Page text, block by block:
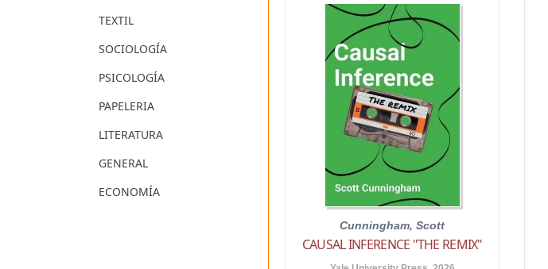
TEXTIL
SOCIOLOGÍA
PSICOLOGÍA
PAPELERIA
LITERATURA
GENERAL
ECONOMÍA
Cunningham, Scott
CAUSAL INFERENCE "THE REMIX"